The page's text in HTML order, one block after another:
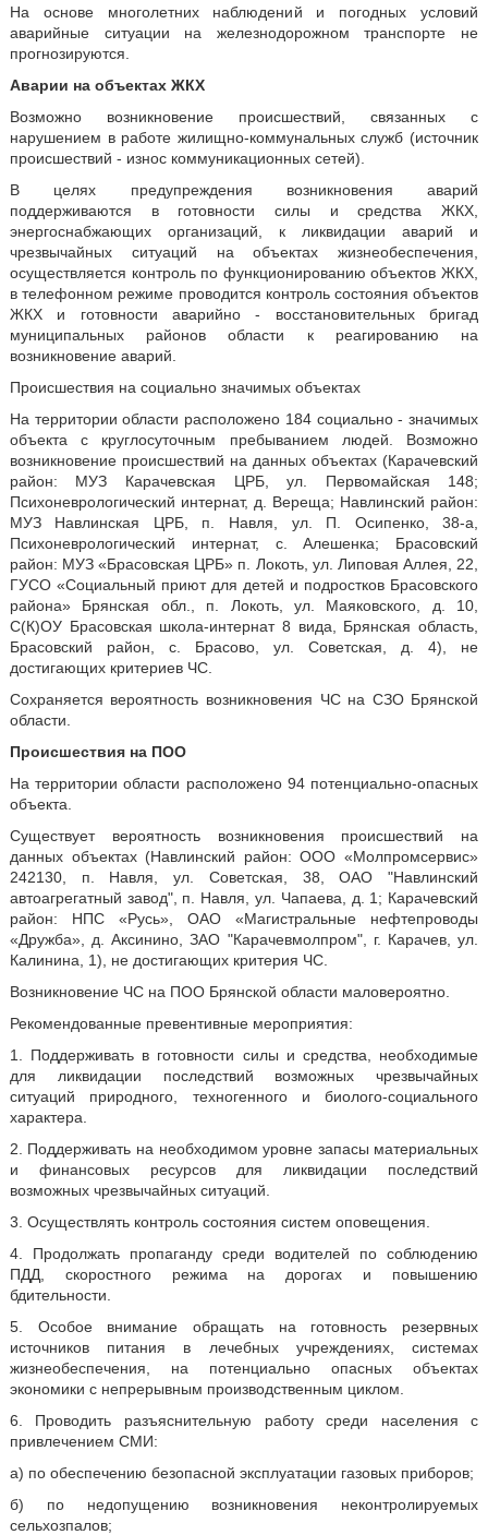
На основе многолетних наблюдений и погодных условий
аварийные ситуации на железнодорожном транспорте не
прогнозируются.
Аварии на объектах ЖКХ
Возможно возникновение происшествий, связанных с
нарушением в работе жилищно-коммунальных служб (источник
происшествий - износ коммуникационных сетей).
В целях предупреждения возникновения аварий
поддерживаются в готовности силы и средства ЖКХ,
энергоснабжающих организаций, к ликвидации аварий и
чрезвычайных ситуаций на объектах жизнеобеспечения,
осуществляется контроль по функционированию объектов ЖКХ,
в телефонном режиме проводится контроль состояния объектов
ЖКХ и готовности аварийно - восстановительных бригад
муниципальных районов области к реагированию на
возникновение аварий.
Происшествия на социально значимых объектах
На территории области расположено 184 социально - значимых
объекта с круглосуточным пребыванием людей. Возможно
возникновение происшествий на данных объектах (Карачевский
район: МУЗ Карачевская ЦРБ, ул. Первомайская 148;
Психоневрологический интернат, д. Вереща; Навлинский район:
МУЗ Навлинская ЦРБ, п. Навля, ул. П. Осипенко, 38-а,
Психоневрологический интернат, с. Алешенка; Брасовский
район: МУЗ «Брасовская ЦРБ» п. Локоть, ул. Липовая Аллея, 22,
ГУСО «Социальный приют для детей и подростков Брасовского
района» Брянская обл., п. Локоть, ул. Маяковского, д. 10,
С(К)ОУ Брасовская школа-интернат 8 вида, Брянская область,
Брасовский район, с. Брасово, ул. Советская, д. 4), не
достигающих критериев ЧС.
Сохраняется вероятность возникновения ЧС на СЗО Брянской
области.
Происшествия на ПОО
На территории области расположено 94 потенциально-опасных
объекта.
Существует вероятность возникновения происшествий на
данных объектах (Навлинский район: ООО «Молпромсервис»
242130, п. Навля, ул. Советская, 38, ОАО "Навлинский
автоагрегатный завод", п. Навля, ул. Чапаева, д. 1; Карачевский
район: НПС «Русь», ОАО «Магистральные нефтепроводы
«Дружба», д. Аксинино, ЗАО "Карачевмолпром", г. Карачев, ул.
Калинина, 1), не достигающих критерия ЧС.
Возникновение ЧС на ПОО Брянской области маловероятно.
Рекомендованные превентивные мероприятия:
1. Поддерживать в готовности силы и средства, необходимые
для ликвидации последствий возможных чрезвычайных
ситуаций природного, техногенного и биолого-социального
характера.
2. Поддерживать на необходимом уровне запасы материальных
и финансовых ресурсов для ликвидации последствий
возможных чрезвычайных ситуаций.
3. Осуществлять контроль состояния систем оповещения.
4. Продолжать пропаганду среди водителей по соблюдению
ПДД, скоростного режима на дорогах и повышению
бдительности.
5. Особое внимание обращать на готовность резервных
источников питания в лечебных учреждениях, системах
жизнеобеспечения, на потенциально опасных объектах
экономики с непрерывным производственным циклом.
6. Проводить разъяснительную работу среди населения с
привлечением СМИ:
а) по обеспечению безопасной эксплуатации газовых приборов;
б) по недопущению возникновения неконтролируемых
сельхозпалов;